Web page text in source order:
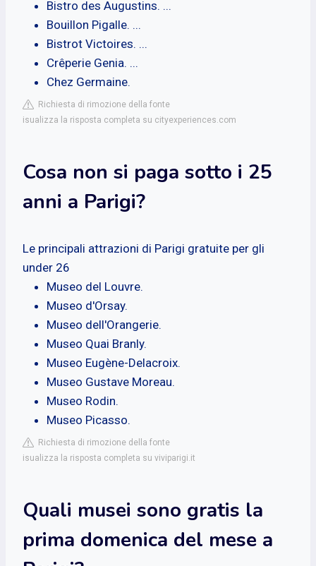
Bistro des Augustins. ...
Bouillon Pigalle. ...
Bistrot Victoires. ...
Crêperie Genia. ...
Chez Germaine.
Richiesta di rimozione della fonte
isualizza la risposta completa su cityexperiences.com
Cosa non si paga sotto i 25
anni a Parigi?
Le principali attrazioni di Parigi gratuite per gli
under 26
Museo del Louvre.
Museo d'Orsay.
Museo dell'Orangerie.
Museo Quai Branly.
Museo Eugène-Delacroix.
Museo Gustave Moreau.
Museo Rodin.
Museo Picasso.
Richiesta di rimozione della fonte
isualizza la risposta completa su viviparigi.it
Quali musei sono gratis la
prima domenica del mese a